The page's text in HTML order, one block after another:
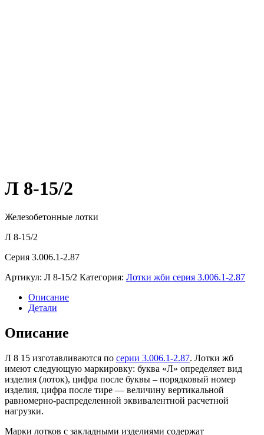
Л 8-15/2
Железобетонные лотки
Л 8-15/2
Серия 3.006.1-2.87
Артикул: Л 8-15/2 Категория: Лотки жби серия 3.006.1-2.87
Описание
Детали
Описание
Л 8 15 изготавливаются по серии 3.006.1-2.87. Лотки жб
имеют следующую маркировку: буква «Л» определяет вид
изделия (лоток), цифра после буквы – порядковый номер
изделия, цифра после тире — величину вертикальной
равномерно-распределенной эквивалентной расчетной
нагрузки.
Марки лотков с закладными изделиями содержат